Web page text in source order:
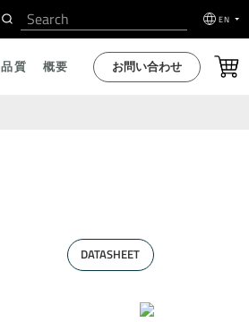
EN
品質 概要 お問い合わせ
DATASHEET